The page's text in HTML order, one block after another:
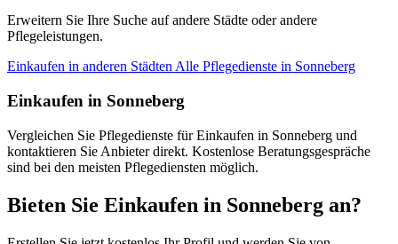
Erweitern Sie Ihre Suche auf andere Städte oder andere
Pflegeleistungen.
Einkaufen in anderen Städten Alle Pflegedienste in Sonneberg
Einkaufen in Sonneberg
Vergleichen Sie Pflegedienste für Einkaufen in Sonneberg und
kontaktieren Sie Anbieter direkt. Kostenlose Beratungsgespräche
sind bei den meisten Pflegediensten möglich.
Bieten Sie Einkaufen in Sonneberg an?